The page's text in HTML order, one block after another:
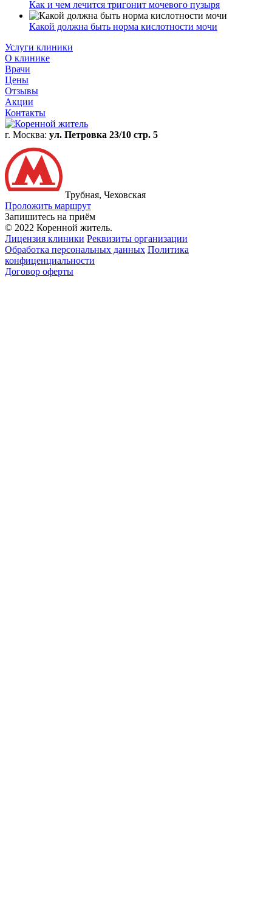
Как и чем лечится тригонит мочевого пузыря
Какой должна быть норма кислотности мочи
Услуги клиники
О клинике
Врачи
Цены
Отзывы
Акции
Контакты
г. Москва: ул. Петровка 23/10 стр. 5
Трубная, Чеховская
Проложить маршрут
Запишитесь на приём
© 2022 Коренной житель.
Лицензия клиники Реквизиты организации
Обработка персональных данных Политика
конфиценциальности
Договор оферты